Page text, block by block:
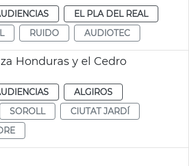
EL PLA DEL REAL
RUIDO AUDIOTEC
Honduras y el Cedro
ALGIROS
SOROLL
CIUTAT JARDÍ